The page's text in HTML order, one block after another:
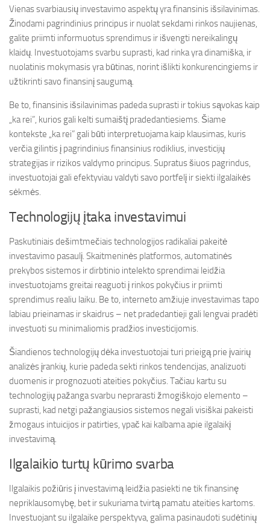
Vienas svarbiausių investavimo aspektų yra finansinis išsilavinimas.
Žinodami pagrindinius principus ir nuolat sekdami rinkos naujienas,
galite priimti informuotus sprendimus ir išvengti nereikalingų
klaidų. Investuotojams svarbu suprasti, kad rinka yra dinamiška, ir
nuolatinis mokymasis yra būtinas, norint išlikti konkurencingiems ir
užtikrinti savo finansinį saugumą.
Be to, finansinis išsilavinimas padeda suprasti ir tokius sąvokas kaip
„ka rei”, kurios gali kelti sumaištį pradedantiesiems. Šiame
kontekste „ka rei” gali būti interpretuojama kaip klausimas, kuris
verčia gilintis į pagrindinius finansinius rodiklius, investicijų
strategijas ir rizikos valdymo principus. Supratus šiuos pagrindus,
investuotojai gali efektyviau valdyti savo portfelį ir siekti ilgalaikės
sėkmės.
Technologijų įtaka investavimui
Paskutiniais dešimtmečiais technologijos radikaliai pakeitė
investavimo pasaulį. Skaitmeninės platformos, automatinės
prekybos sistemos ir dirbtinio intelekto sprendimai leidžia
investuotojams greitai reaguoti į rinkos pokyčius ir priimti
sprendimus realiu laiku. Be to, interneto amžiuje investavimas tapo
labiau prieinamas ir skaidrus – net pradedantieji gali lengvai pradėti
investuoti su minimaliomis pradžios investicijomis.
Šiandienos technologijų dėka investuotojai turi prieigą prie įvairių
analizės įrankių, kurie padeda sekti rinkos tendencijas, analizuoti
duomenis ir prognozuoti ateities pokyčius. Tačiau kartu su
technologijų pažanga svarbu neprarasti žmogiškojo elemento –
suprasti, kad netgi pažangiausios sistemos negali visiškai pakeisti
žmogaus intuicijos ir patirties, ypač kai kalbama apie ilgalaikį
investavimą.
Ilgalaikio turtų kūrimo svarba
Ilgalaikis požiūris į investavimą leidžia pasiekti ne tik finansinę
nepriklausomybę, bet ir sukuriama tvirtą pamatu ateities kartoms.
Investuojant su ilgalaike perspektyva, galima pasinaudoti sudėtinių